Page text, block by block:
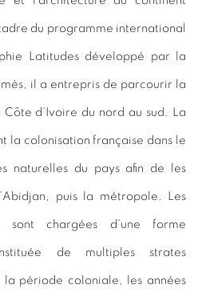
du programme international
Latitudes développé par la
il a entrepris de parcourir la
d’Ivoire du nord au sud. La
la colonisation française dans le
naturelles du pays afin de les
puis la métropole. Les
sont chargées d’une forme
de multiples strates
la période coloniale, les années